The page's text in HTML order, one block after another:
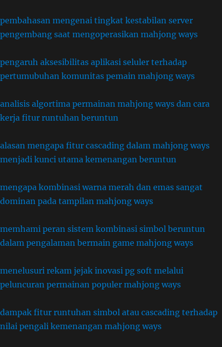
pembahasan mengenai tingkat kestabilan server
pengembang saat mengoperasikan mahjong ways
pengaruh aksesibilitas aplikasi seluler terhadap
pertumubuhan komunitas pemain mahjong ways
analisis algortima permainan mahjong ways dan cara
kerja fitur runtuhan beruntun
alasan mengapa fitur cascading dalam mahjong ways
menjadi kunci utama kemenangan beruntun
mengapa kombinasi warna merah dan emas sangat
dominan pada tampilan mahjong ways
memhami peran sistem kombinasi simbol beruntun
dalam pengalaman bermain game mahjong ways
menelusuri rekam jejak inovasi pg soft melalui
peluncuran permainan populer mahjong ways
dampak fitur runtuhan simbol atau cascading terhadap
nilai pengali kemenangan mahjong ways